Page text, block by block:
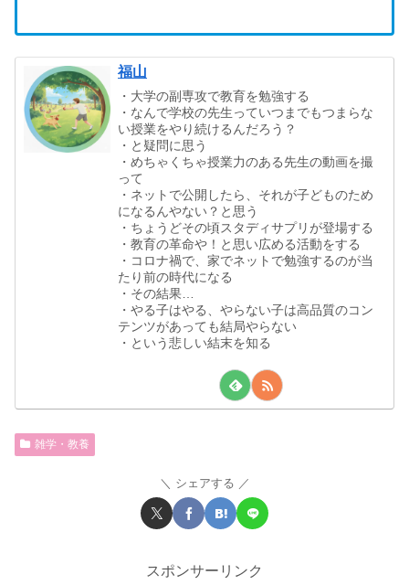
福山
・大学の副専攻で教育を勉強する
・なんで学校の先生っていつまでもつまらな
い授業をやり続けるんだろう？
・と疑問に思う
・めちゃくちゃ授業力のある先生の動画を撮
って
・ネットで公開したら、それが子どものため
になるんやない？と思う
・ちょうどその頃スタディサプリが登場する
・教育の革命や！と思い広める活動をする
・コロナ禍で、家でネットで勉強するのが当
たり前の時代になる
・その結果…
・やる子はやる、やらない子は高品質のコン
テンツがあっても結局やらない
・という悲しい結末を知る
雑学・教養
シェアする
スポンサーリンク